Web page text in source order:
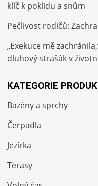
klíč k poklidu a snům
Pečlivost rodičů:
„Exekuce mě
dluhový strašák v
KATEGORIE
Bazény a sprchy
Čerpadla
Jezírka
Terasy